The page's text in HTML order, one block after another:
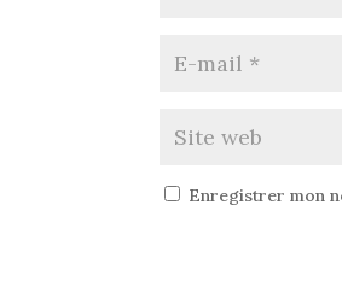
Enregistrer mon